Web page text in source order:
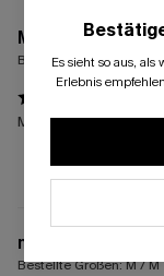
M****t
Bestellte Größen:S / S
Mega ....passt und
m****
Bestellte Größen:M / M
Es sieht so aus, als
Erlebnis